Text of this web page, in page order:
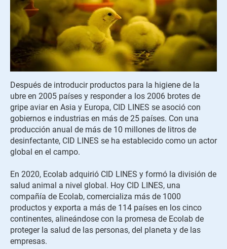
Después de introducir productos para la higiene de la
ubre en 2005 países y responder a los 2006 brotes de
gripe aviar en Asia y Europa, CID LINES se asoció con
gobiernos e industrias en más de 25 países. Con una
producción anual de más de 10 millones de litros de
desinfectante, CID LINES se ha establecido como un actor
global en el campo.
En 2020, Ecolab adquirió CID LINES y formó la división de
salud animal a nivel global. Hoy CID LINES, una
compañía de Ecolab, comercializa más de 1000
productos y exporta a más de 114 países en los cinco
continentes, alineándose con la promesa de Ecolab de
proteger la salud de las personas, del planeta y de las
empresas.